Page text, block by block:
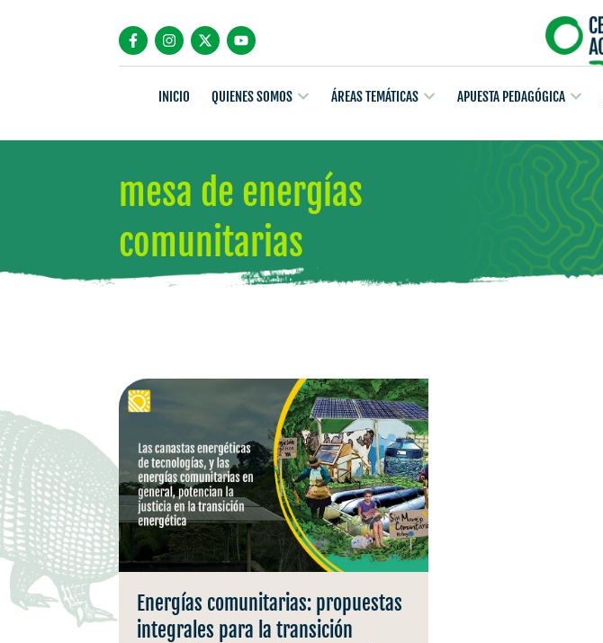
INICIO QUIENES SOMOS ÁREAS TEMÁTICAS APUESTA PEDAGÓGICA
mesa de energías
comunitarias
Energías comunitarias: propuestas
integrales para la transición